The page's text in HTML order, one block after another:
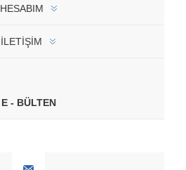
HESABIM
İLETIŞIM
E - BÜLTEN